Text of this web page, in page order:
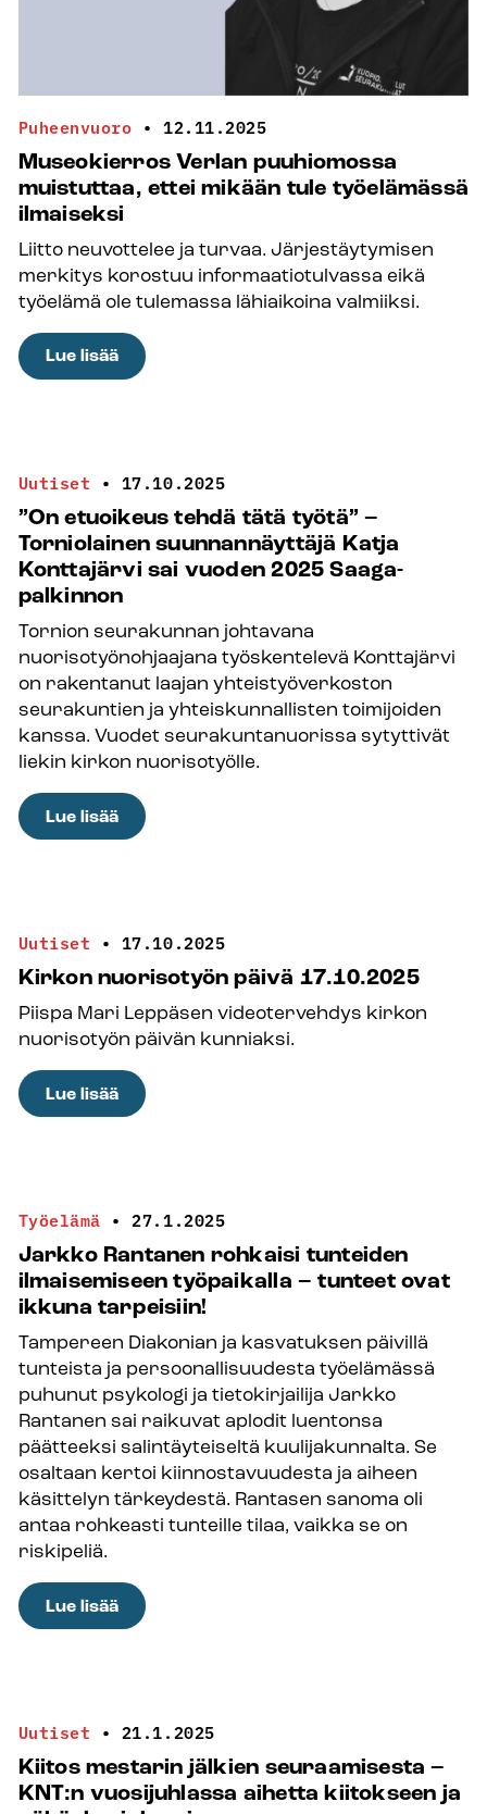
olisi yhtenevää,
arvostavaa”
Puheenvuoro • 12.11.2025
Museokierros Verlan puuhiomossa
muistuttaa, ettei mikään tule työelämässä
ilmaiseksi
Liitto neuvottelee ja turvaa. Järjestäytymisen
merkitys korostuu informaatiotulvassa eikä
työelämä ole tulemassa lähiaikoina valmiiksi.
Lue lisää:
Museokierros
ettei
mikään
tule
työelämässä
ilmaiseksi
Uutiset • 17.10.2025
”On etuoikeus tehdä tätä työtä” –
Torniolainen suunnannäyttäjä Katja
Konttajärvi sai vuoden 2025 Saaga-
palkinnon
Tornion seurakunnan johtavana
nuorisotyönohjaajana työskentelevä Konttajärvi
on rakentanut laajan yhteistyöverkoston
seurakuntien ja yhteiskunnallisten toimijoiden
kanssa. Vuodet seurakuntanuorissa sytyttivät
liekin kirkon nuorisotyölle.
Lue lisää:
”On
työtä”
–
Torniolainen
suunnannäyttäjä
Katja
Konttajärvi
Saaga-
Uutiset • 17.10.2025
Kirkon nuorisotyön päivä 17.10.2025
Piispa Mari Leppäsen videotervehdys kirkon
nuorisotyön päivän kunniaksi.
Lue lisää:
Kirkon
Työelämä • 27.1.2025
Jarkko Rantanen rohkaisi tunteiden
ilmaisemiseen työpaikalla – tunteet ovat
ikkuna tarpeisiin!
Tampereen Diakonian ja kasvatuksen päivillä
tunteista ja persoonallisuudesta työelämässä
puhunut psykologi ja tietokirjailija Jarkko
Rantanen sai raikuvat aplodit luentonsa
päätteeksi salintäyteiseltä kuulijakunnalta. Se
osaltaan kertoi kiinnostavuudesta ja aiheen
käsittelyn tärkeydestä. Rantasen sanoma oli
antaa rohkeasti tunteille tilaa, vaikka se on
riskipeliä.
Lue lisää:
Jarkko
ilmaisemiseen
työpaikalla
–
Uutiset • 21.1.2025
Kiitos mestarin jälkien seuraamisesta –
KNT:n vuosijuhlassa aihetta kiitokseen ja